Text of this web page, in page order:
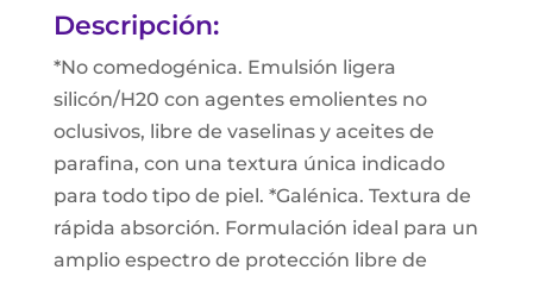
Descripción:
*No comedogénica. Emulsión ligera
silicón/H20 con agentes emolientes no
oclusivos, libre de vaselinas y aceites de
parafina, con una textura única indicado
para todo tipo de piel. *Galénica. Textura de
rápida absorción. Formulación ideal para un
amplio espectro de protección libre de